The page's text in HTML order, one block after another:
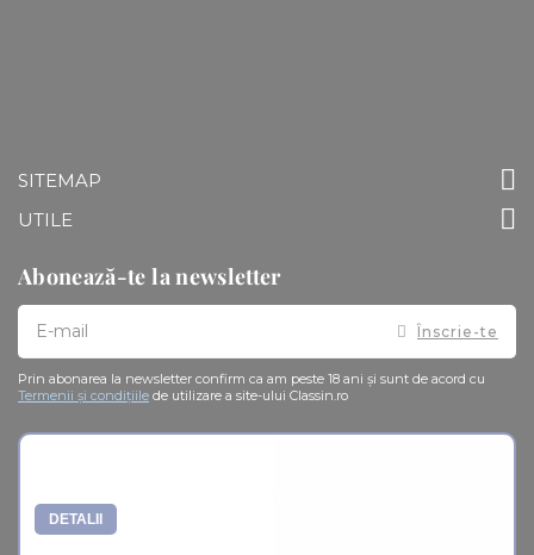
SITEMAP
UTILE
Abonează-te la newsletter
Doresc
primesc
pe
email
despre
ClassIN
Înscrie-te
Prin abonarea la newsletter confirm ca am peste 18 ani și sunt de acord cu
Termenii și condițiile de utilizare a site-ului Classin.ro
DETALII